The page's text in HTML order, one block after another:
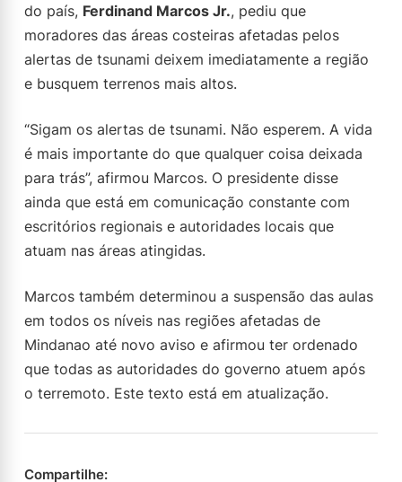
do país, Ferdinand Marcos Jr., pediu que
moradores das áreas costeiras afetadas pelos
alertas de tsunami deixem imediatamente a região
e busquem terrenos mais altos.
“Sigam os alertas de tsunami. Não esperem. A vida
é mais importante do que qualquer coisa deixada
para trás”, afirmou Marcos. O presidente disse
ainda que está em comunicação constante com
escritórios regionais e autoridades locais que
atuam nas áreas atingidas.
Marcos também determinou a suspensão das aulas
em todos os níveis nas regiões afetadas de
Mindanao até novo aviso e afirmou ter ordenado
que todas as autoridades do governo atuem após
o terremoto. Este texto está em atualização.
Compartilhe: